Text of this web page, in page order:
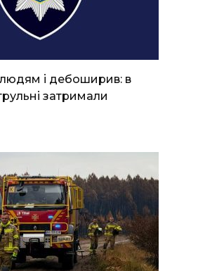
і дебоширив: в
затримали